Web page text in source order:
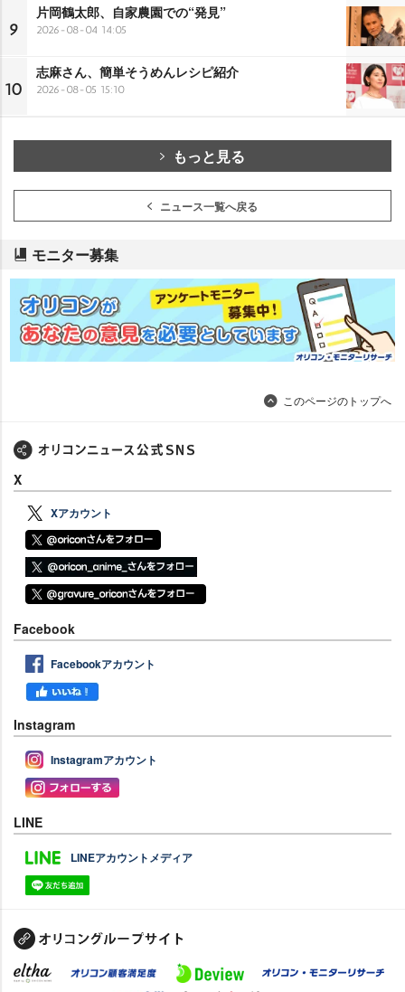
9
片岡鶴太郎、自家農園での“発見”
2026-08-04 14:05
10
志麻さん、簡単そうめんレシピ紹介
2026-08-05 15:10
もっと見る
ニュース一覧へ戻る
モニター募集
このページのトップへ
X
Xアカウント
Facebook
Facebookアカウント
Instagram
Instagramアカウント
LINE
LINEアカウントメディア